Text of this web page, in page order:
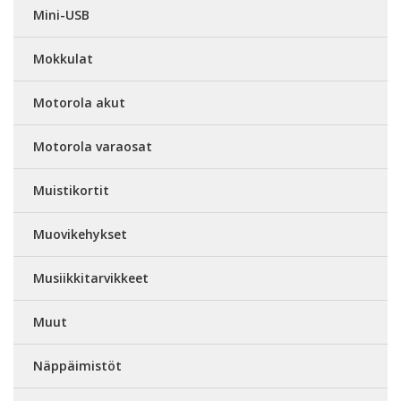
Mini-USB
Mokkulat
Motorola akut
Motorola varaosat
Muistikortit
Muovikehykset
Musiikkitarvikkeet
Muut
Näppäimistöt